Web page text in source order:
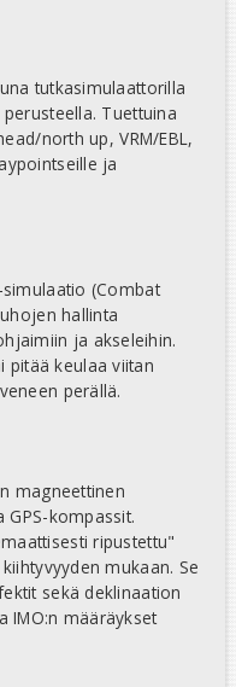
tutkasimulaattorilla
Tuettuina
north up, VRM/EBL,
ja
(Combat
hallinta
ja akseleihin.
pitää keulaa viitan
perällä.
magneettinen
kompassit.
ripustettu"
mukaan. Se
sekä deklinaation
IMO:n määräykset